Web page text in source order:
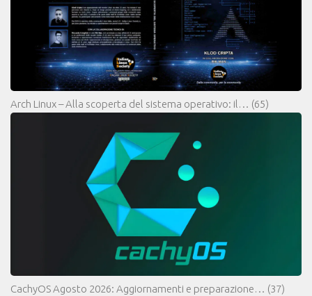
Arch Linux – Alla scoperta del sistema operativo: il… (65)
CachyOS Agosto 2026: Aggiornamenti e preparazione… (37)